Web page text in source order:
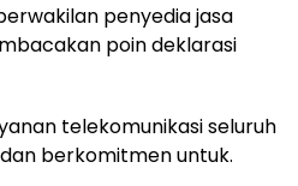
penyedia jasa
poin deklarasi
telekomunikasi seluruh
berkomitmen untuk.